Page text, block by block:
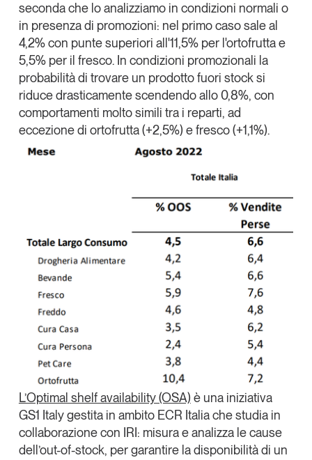
Un anno di
Tendenze2026
Leggi il magazine
Tendenze è il magazine di GS1 Italy che racconta in
consumo e dell’economia a professionisti e
GS1 Italy GS1 Italy
Tendenze
GS1 Italy
seconda che lo analizziamo in condizioni normali o
in presenza di promozioni: nel primo caso sale al
4,2% con punte superiori all'11,5% per l'ortofrutta e
5,5% per il fresco. In condizioni promozionali la
probabilità di trovare un prodotto fuori stock si
riduce drasticamente scendendo allo 0,8%, con
comportamenti molto simili tra i reparti, ad
eccezione di ortofrutta (+2,5%) e fresco (+1,1%).
L’Optimal shelf availability (OSA) è una iniziativa
GS1 Italy gestita in ambito ECR Italia che studia in
collaborazione con IRI: misura e analizza le cause
dell’out-of-stock, per garantire la disponibilità di un